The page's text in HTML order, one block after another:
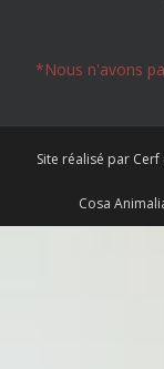
*Nous n'avons
Site réalisé par
Cosa